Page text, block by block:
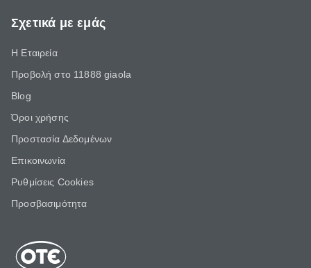
Σχετικά με εμάς
Η Εταιρεία
Προβολή στο 11888 giaola
Blog
Όροι χρήσης
Προστασία Δεδομένων
Επικοινωνία
Ρυθμίσεις Cookies
Προσβασιμότητα